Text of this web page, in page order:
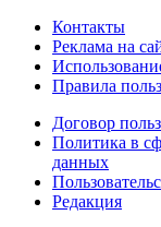
Контакты
Реклама на
Правила
Договор
Политика в
данных
Редакция